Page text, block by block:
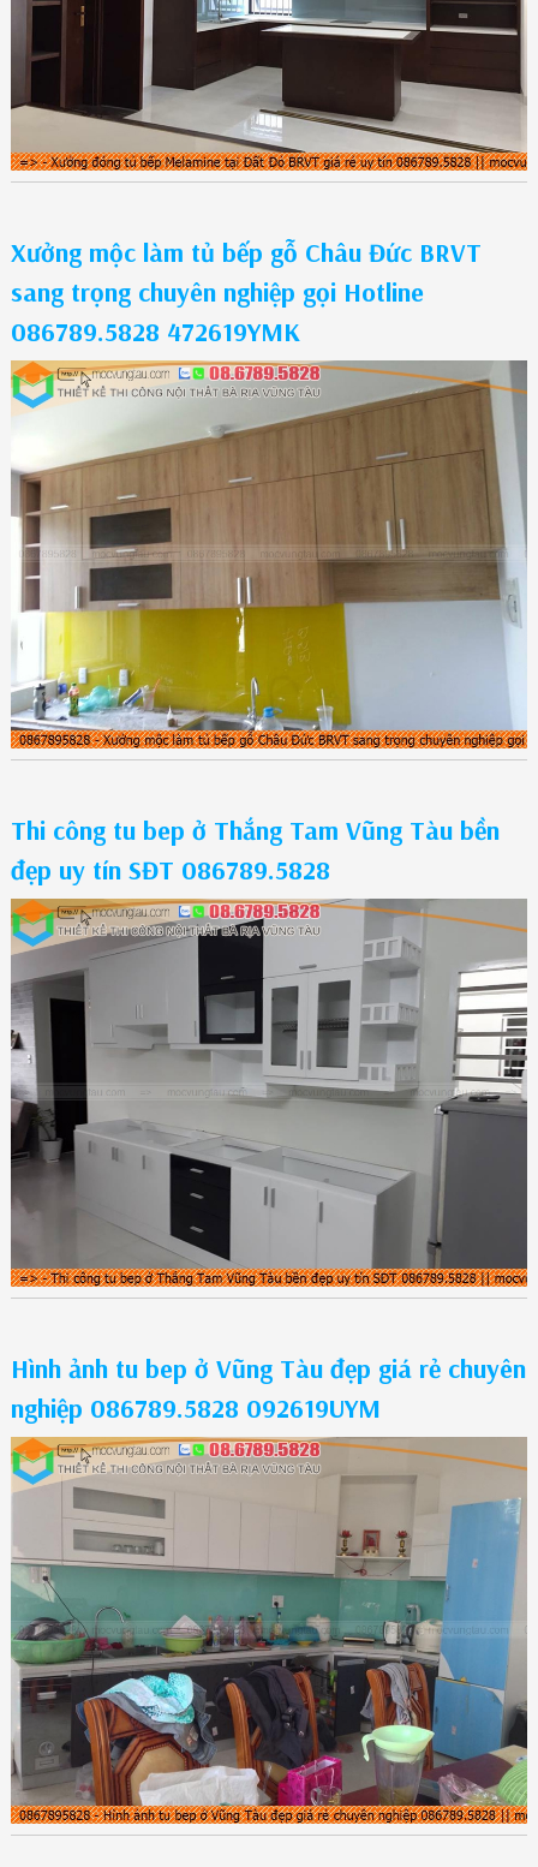
Xưởng mộc làm tủ bếp gỗ Châu Đức BRVT
sang trọng chuyên nghiệp gọi Hotline
086789.5828 472619YMK
Thi công tu bep ở Thắng Tam Vũng Tàu bền
đẹp uy tín SĐT 086789.5828
Hình ảnh tu bep ở Vũng Tàu đẹp giá rẻ chuyên
nghiệp 086789.5828 092619UYM